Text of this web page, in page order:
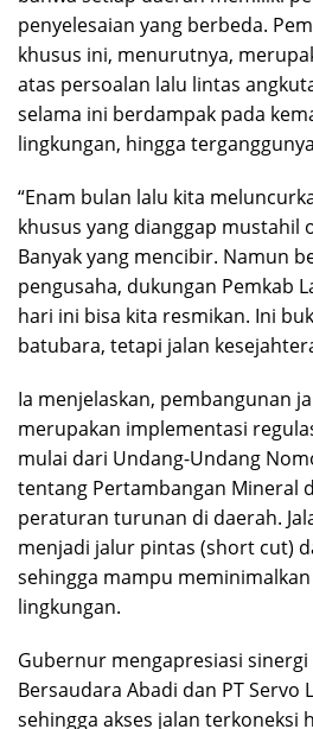
penyelesaian yang berbeda.
khusus ini, menurutnya,
atas persoalan lalu lintas
selama ini berdampak pada
lingkungan, hingga
“Enam bulan lalu kita
khusus yang dianggap mustahil
Banyak yang mencibir. Namun
pengusaha, dukungan Pemkab
hari ini bisa kita resmikan. Ini
batubara, tetapi jalan
Ia menjelaskan, pembangunan
merupakan implementasi
mulai dari Undang-Undang
tentang Pertambangan Mineral
peraturan turunan di daerah.
menjadi jalur pintas (short cut)
sehingga mampu
lingkungan.
Gubernur mengapresiasi sinergi
Bersaudara Abadi dan PT Servo
sehingga akses jalan terkoneksi